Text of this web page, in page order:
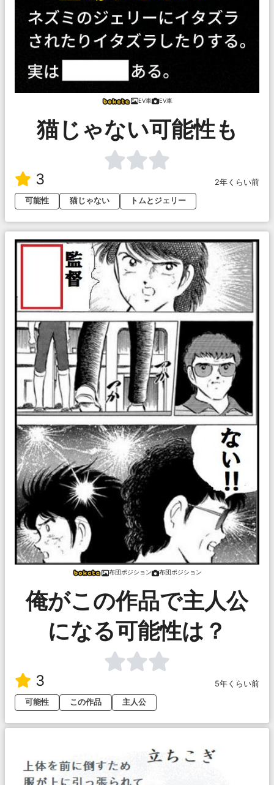
EV車 EV車
猫じゃない可能性も
3
2年くらい前
可能性
猫じゃない トムとジェリー
布団ポジション 布団ポジション
俺がこの作品で主人公
になる可能性は？
3
5年くらい前
可能性
この作品 主人公